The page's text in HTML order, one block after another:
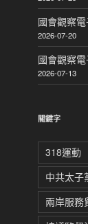
國會觀察
2026-07-20
國會觀察
2026-07-13
關鍵字
318運動
中共太子
兩岸服務